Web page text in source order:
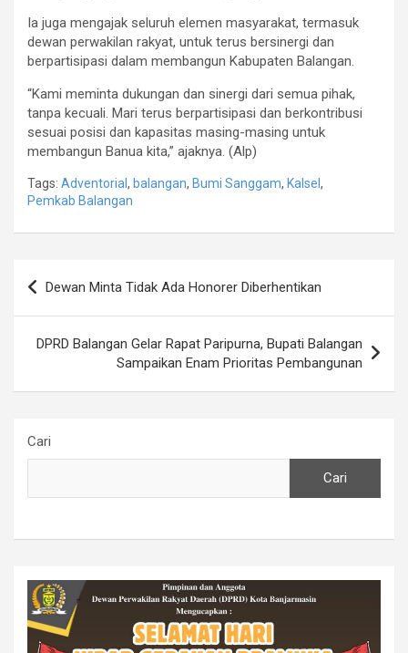
Ia juga mengajak seluruh elemen masyarakat, termasuk
dewan perwakilan rakyat, untuk terus bersinergi dan
berpartisipasi dalam membangun Kabupaten Balangan.
“Kami meminta dukungan dan sinergi dari semua pihak,
tanpa kecuali. Mari terus berpartisipasi dan berkontribusi
sesuai posisi dan kapasitas masing-masing untuk
membangun Banua kita,” ajaknya. (Alp)
Tags: Adventorial, balangan, Bumi Sanggam, Kalsel ,
Pemkab Balangan
Navigasi
pos
Dewan Minta Tidak Ada Honorer Diberhentikan
DPRD Balangan Gelar Rapat Paripurna, Bupati Balangan
Sampaikan Enam Prioritas Pembangunan
Cari
Cari